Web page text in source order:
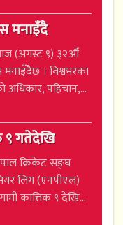
मनाइँदै
(अगस्ट ९) ३२औँ
। विश्वभरका
अधिकार, पहिचान,...
९ गतेदेखि
क्रिकेट सङ्घ
लिग (एनपीएल)
कात्तिक ९ देखि...